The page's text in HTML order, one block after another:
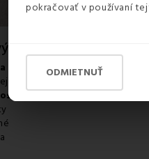
pokračovať v používaní
ODMIETNUŤ
obliečok
dotyk